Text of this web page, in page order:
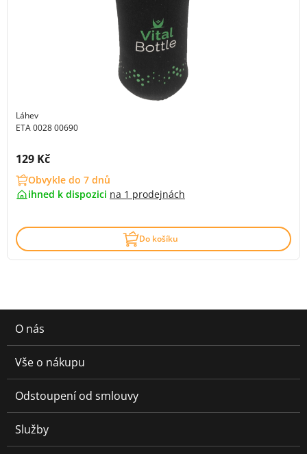
Láhev
ETA 0028 00690
Cena s DPH:
129 Kč
Obvykle do 7 dnů
ihned k dispozici na 1 prodejnách
Do košíku
O nás
Vše o nákupu
Odstoupení od smlouvy
Služby